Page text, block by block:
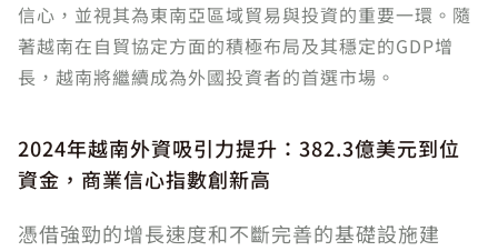
信心，並視其為東南亞區域貿易與投資的重要一環。隨
著越南在自貿協定方面的積極布局及其穩定的GDP增
長，越南將繼續成為外國投資者的首選市場。
2024年越南外資吸引力提升：382.3億美元到位
資金，商業信心指數創新高
憑借強勁的增長速度和不斷完善的基礎設施建